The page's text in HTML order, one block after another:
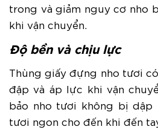
trong và giảm nguy cơ nho
khi vận chuyển.
Độ bền và chịu lực
Thùng giấy đựng nho tươi
đập và áp lực khi vận
bảo nho tươi không bị
tươi ngon cho đến khi đến